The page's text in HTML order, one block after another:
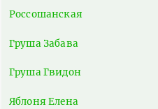
Россошанская
Груша Забава
Груша Гвидон
Яблоня Елена